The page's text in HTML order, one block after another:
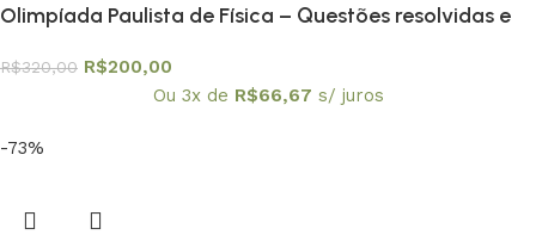
Olimpíada Paulista de Física – Questões resolvidas e
R$320,00 R$200,00
Ou 3x de R$66,67 s/ juros
-73%